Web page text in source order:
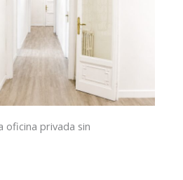
oficina privada sin